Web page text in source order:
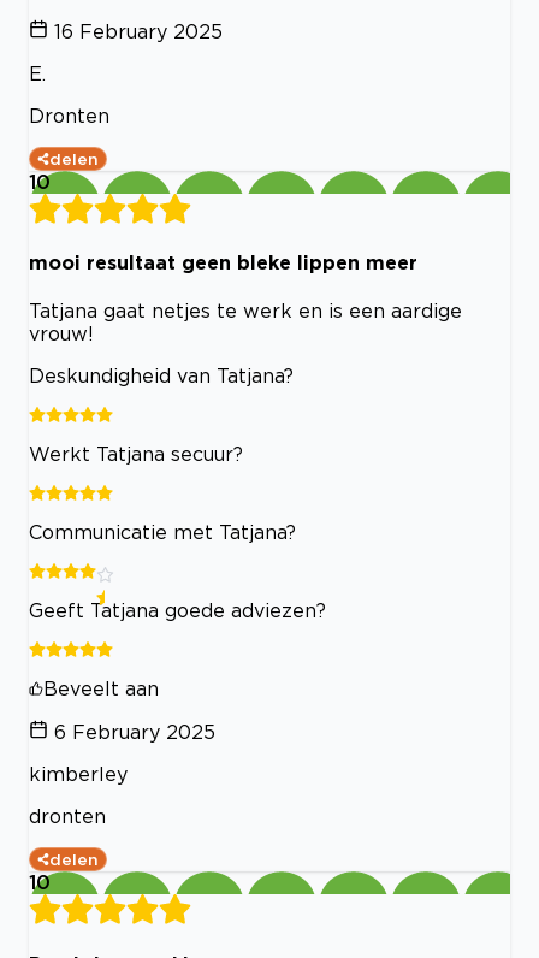
16 February 2025
E.
Dronten
delen
10
mooi resultaat geen bleke lippen meer
Tatjana gaat netjes te werk en is een aardige
vrouw!
Deskundigheid van Tatjana?
Werkt Tatjana secuur?
Communicatie met Tatjana?
Geeft Tatjana goede adviezen?
Beveelt aan
6 February 2025
kimberley
dronten
delen
10